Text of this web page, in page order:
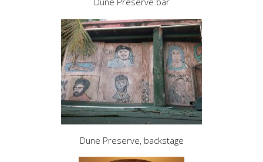
Dune Preserve, backstage